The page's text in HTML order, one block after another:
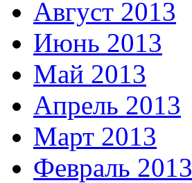
Август 2013
Июнь 2013
Май 2013
Апрель 2013
Март 2013
Февраль 2013